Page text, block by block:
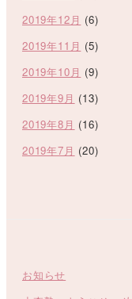
2019年12月 (6)
2019年11月 (5)
2019年10月 (9)
2019年9月 (13)
2019年8月 (16)
2019年7月 (20)
お知らせ